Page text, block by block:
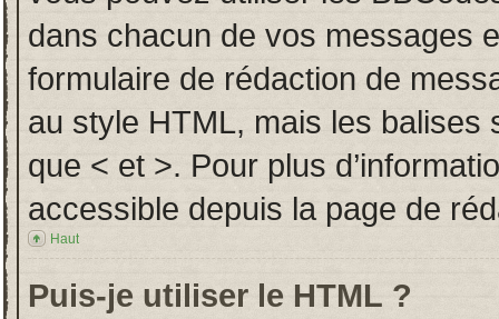
dans chacun de vos messages
formulaire de rédaction de
au style HTML, mais les
que < et >. Pour plus
accessible depuis la page de
Haut
Puis-je utiliser le HTML ?